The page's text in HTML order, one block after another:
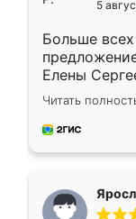
5
Больше
Елены
короткие
для замера
предложил
Читать